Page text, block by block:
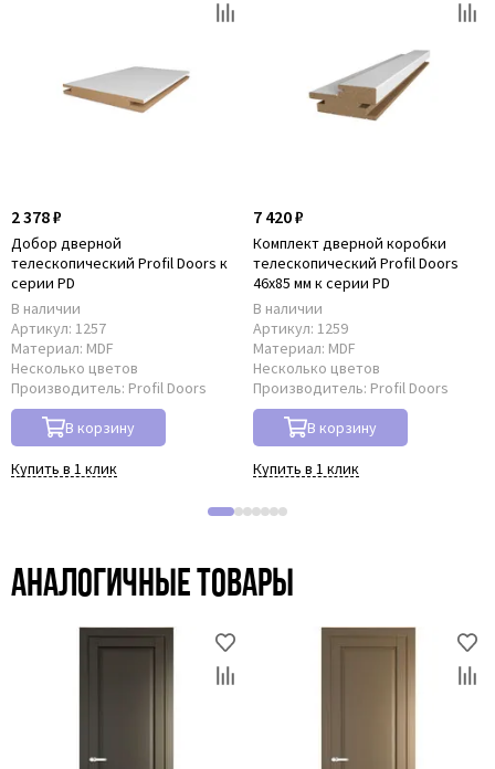
2 378 ₽
Добор дверной
телескопический Profil Doors к
серии PD
В наличии
Артикул: 1257
Материал: MDF
Несколько цветов
Производитель: Profil Doors
В корзину
Купить в 1 клик
7 420 ₽
Комплект дверной коробки
телескопический Profil Doors
46x85 мм к серии PD
В наличии
Артикул: 1259
Материал: MDF
Несколько цветов
Производитель: Profil Doors
В корзину
Купить в 1 клик
Аналогичные товары